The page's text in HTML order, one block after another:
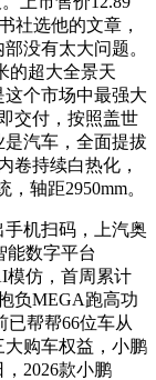
社选他的文章，
没有太大问题。
的超大全景天
个市场中最强大
交付，按照盖世
汽车，全面提拔
卷持续白热化，
轴距2950mm。
机扫码，上汽奥
能数字平台
模仿，首周累计
负MEGA跑高功
已帮帮66位车从
购车权益，小鹏
2026款小鹏